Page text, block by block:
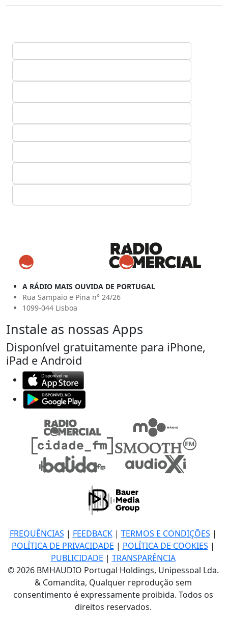
A RÁDIO MAIS OUVIDA DE PORTUGAL
Rua Sampaio e Pina n° 24/26
1099-044 Lisboa
Instale as nossas Apps
Disponível gratuitamente para iPhone,
iPad e Android
FREQUÊNCIAS | FEEDBACK| TERMOS E CONDIÇÕES |
POLÍTICA DE PRIVACIDADE | POLÍTICA DE COOKIES |
PUBLICIDADE | TRANSPARÊNCIA
© 2026 BMHAUDIO Portugal Holdings, Unipessoal Lda.
& Comandita, Qualquer reprodução sem
consentimento é expressamente proibida. Todos os
direitos reservados.